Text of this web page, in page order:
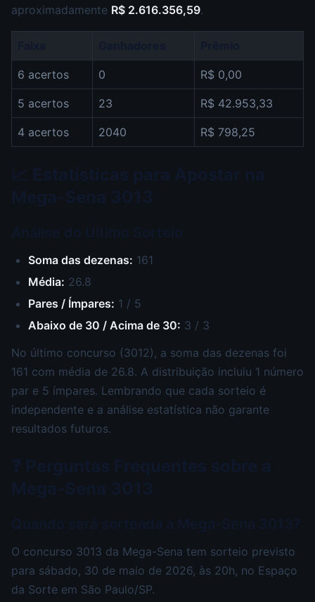
aproximadamente R$ 2.616.356,59.
6 acertos 0 R$ 0,00
5 acertos 23 R$ 42.953,33
4 acertos 2040 R$ 798,25
Soma das dezenas: 161
Média: 26.8
Pares / Ímpares: 1 / 5
Abaixo de 30 / Acima de 30: 3 / 3
No último concurso (3012), a soma das dezenas foi
161 com média de 26.8. A distribuição incluiu 1 número
par e 5 ímpares. Lembrando que cada sorteio é
independente e a análise estatística não garante
resultados futuros.
O concurso 3013 da Mega-Sena tem sorteio previsto
para sábado, 30 de maio de 2026, às 20h, no Espaço
da Sorte em São Paulo/SP.